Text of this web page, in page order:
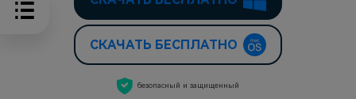
СКАЧАТЬ БЕСПЛАТНО
безопасный и защищенный